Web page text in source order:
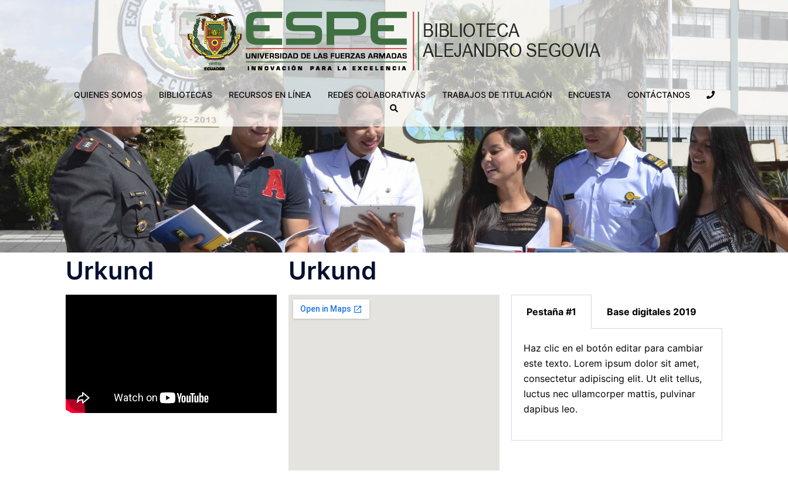
QUIENES SOMOS BIBLIOTECAS RECURSOS EN LÍNEA REDES COLABORATIVAS TRABAJOS DE TITULACIÓN ENCUESTA CONTÁCTANOS
Urkund Urkund
Pestaña #1 Base digitales 2019
Haz clic en el botón editar para cambiar
este texto. Lorem ipsum dolor sit amet,
consectetur adipiscing elit. Ut elit tellus,
luctus nec ullamcorper mattis, pulvinar
dapibus leo.